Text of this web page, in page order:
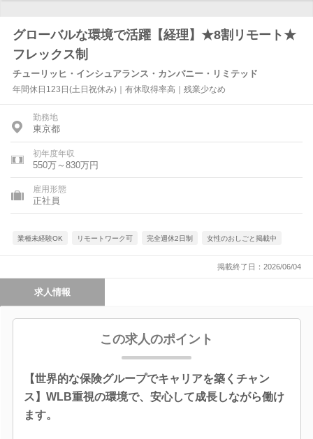
グローバルな環境で活躍【経理】★8割リモート★
フレックス制
チューリッヒ・インシュアランス・カンパニー・リミテッド
年間休日123日(土日祝休み)｜有休取得率高｜残業少なめ
勤務地
東京都
初年度年収
550万～830万円
雇用形態
正社員
業種未経験OK リモートワーク可 完全週休2日制 女性のおしごと掲載中
掲載終了日：2026/06/04
求人情報
この求人のポイント
【世界的な保険グループでキャリアを築くチャン
ス】WLB重視の環境で、安心して成長しながら働け
ます。